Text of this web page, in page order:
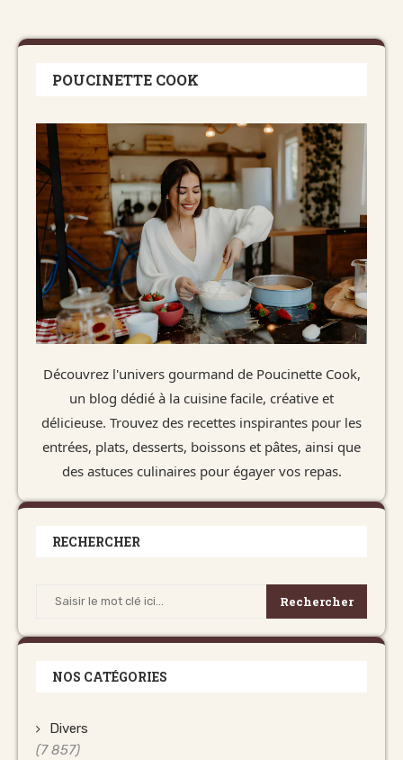
POUCINETTE COOK
Découvrez l'univers gourmand de Poucinette Cook,
un blog dédié à la cuisine facile, créative et
délicieuse. Trouvez des recettes inspirantes pour les
entrées, plats, desserts, boissons et pâtes, ainsi que
des astuces culinaires pour égayer vos repas.
RECHERCHER
Rechercher
NOS CATÉGORIES
Divers
(7 857)